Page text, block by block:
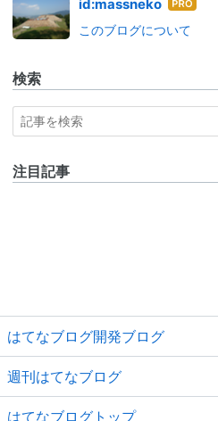
id:massneko
はて
ログ
このブログについて
検索
注目記事
はてなブログ開発ブログ
週刊はてなブログ
はてなブログトップ